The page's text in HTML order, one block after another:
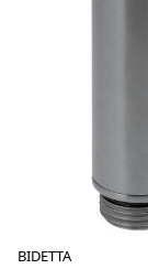
BIDETTA